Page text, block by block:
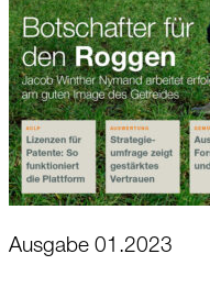
Ausgabe 01.2023